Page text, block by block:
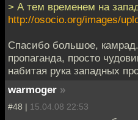
> А тем временем на
http://osocio.org/images/
Спасибо большое,
пропаганда, просто
набитая рука западных
warmoger »
#48 | 15.04.08 22:53